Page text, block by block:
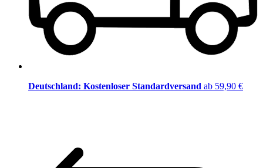
Deutschland: Kostenloser Standardversand ab 59,90 €